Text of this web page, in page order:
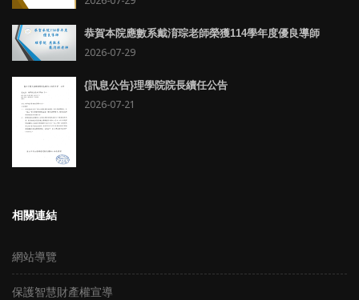
恭賀本院應數系戴淯琮老師榮獲114學年度優良導師
2026-07-29
{訊息公告}理學院院長續任公告
2026-07-21
相關連結
網站導覽
保護智慧財產權宣導